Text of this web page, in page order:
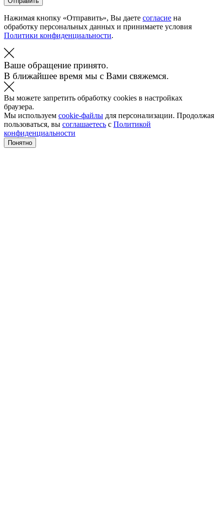
Нажимая кнопку «Отправить», Вы даете согласие на
обработку персональных данных и принимаете условия
Политики конфиденциальности.
Ваше обращение принято.
В ближайшее время мы с Вами свяжемся.
Вы можете запретить обработку cookies в настройках
браузера.
Мы используем cookie-файлы для персонализации. Продолжая
пользоваться, вы соглашаетесь с Политикой
конфиденциальности
Понятно